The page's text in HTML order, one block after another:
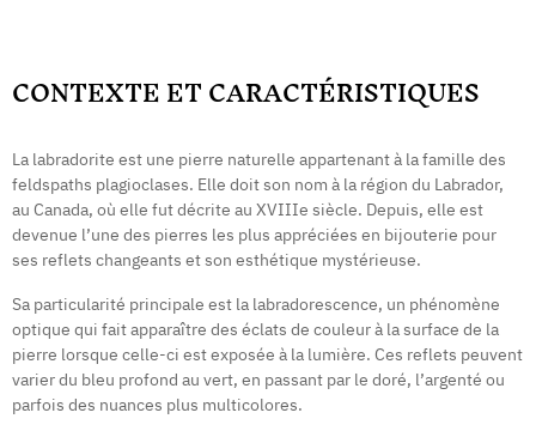
CONTEXTE ET CARACTÉRISTIQUES
La labradorite est une pierre naturelle appartenant à la famille des
feldspaths plagioclases. Elle doit son nom à la région du Labrador,
au Canada, où elle fut décrite au XVIIIe siècle. Depuis, elle est
devenue l’une des pierres les plus appréciées en bijouterie pour
ses reflets changeants et son esthétique mystérieuse.
Sa particularité principale est la labradorescence, un phénomène
optique qui fait apparaître des éclats de couleur à la surface de la
pierre lorsque celle-ci est exposée à la lumière. Ces reflets peuvent
varier du bleu profond au vert, en passant par le doré, l’argenté ou
parfois des nuances plus multicolores.